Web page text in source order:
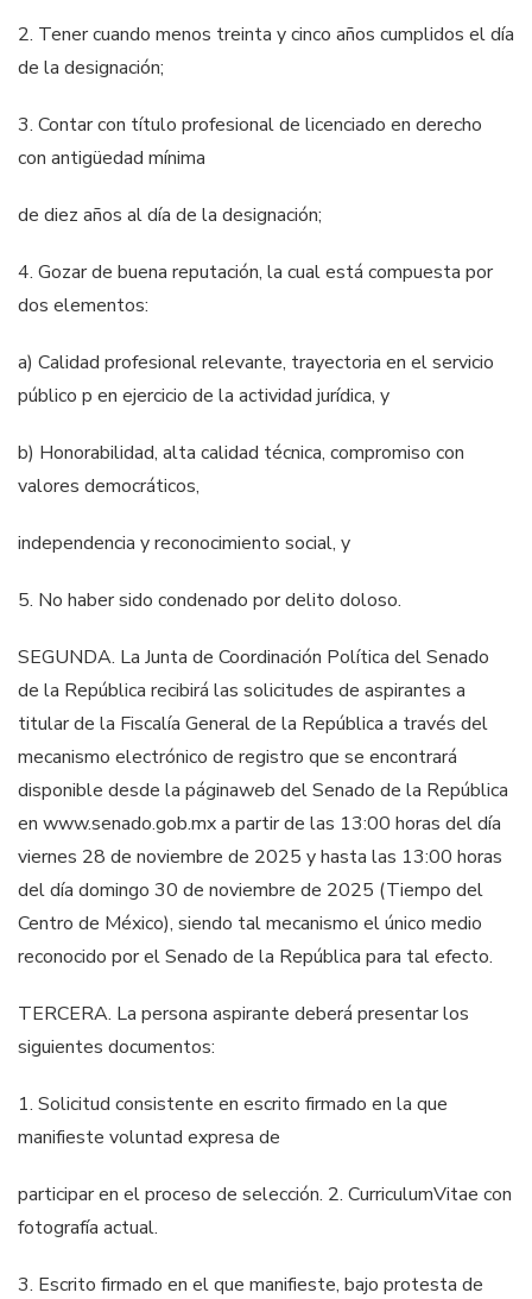
2. Tener cuando menos treinta y cinco años cumplidos el día
de la designación;
3. Contar con título profesional de licenciado en derecho
con antigüedad mínima
de diez años al día de la designación;
4. Gozar de buena reputación, la cual está compuesta por
dos elementos:
a) Calidad profesional relevante, trayectoria en el servicio
público p en ejercicio de la actividad jurídica, y
b) Honorabilidad, alta calidad técnica, compromiso con
valores democráticos,
independencia y reconocimiento social, y
5. No haber sido condenado por delito doloso.
SEGUNDA. La Junta de Coordinación Política del Senado
de la República recibirá las solicitudes de aspirantes a
titular de la Fiscalía General de la República a través del
mecanismo electrónico de registro que se encontrará
disponible desde la páginaweb del Senado de la República
en www.senado.gob.mx a partir de las 13:00 horas del día
viernes 28 de noviembre de 2025 y hasta las 13:00 horas
del día domingo 30 de noviembre de 2025 (Tiempo del
Centro de México), siendo tal mecanismo elúnico medio
reconocido por el Senado de la República para tal efecto.
TERCERA. La persona aspirante deberá presentar los
siguientes documentos:
1. Solicitud consistente en escrito firmado en la que
manifieste voluntad expresa de
participar en el proceso de selección. 2. CurriculumVitae con
fotografía actual.
3. Escrito firmado en el que manifieste, bajo protesta de